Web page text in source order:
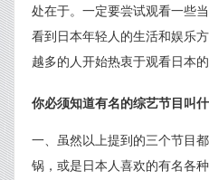
处在于。一定要尝试观看一些
看到日本年轻人的生活和娱乐
越多的人开始热衷于观看日本的
你必须知道有名的综艺节目叫
一、虽然以上提到的三个节目
锅，或是日本人喜欢的有名各